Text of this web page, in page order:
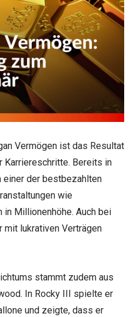
Vermögen ist das Resultat
Karriereschritte. Bereits in
einer der bestbezahlten
wie
in Millionenhöhe. Auch bei
mit lukrativen Verträgen
stammt zudem aus
In Rocky III spielte er
und zeigte, dass er